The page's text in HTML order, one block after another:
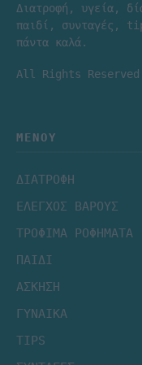
Διατροφή, υγεία,
παιδί, συνταγές,
πάντα καλά.
All Rights Reserved
ΜΕΝΟΎ
ΔΙΑΤΡΟΦΗ
ΕΛΕΓΧΟΣ ΒΑΡΟΥΣ
ΤΡΟΦΙΜΑ ΡΟΦΗΜΑΤΑ
ΠΑΙΔΙ
ΑΣΚΗΣΗ
ΓΥΝΑΙΚΑ
TIPS